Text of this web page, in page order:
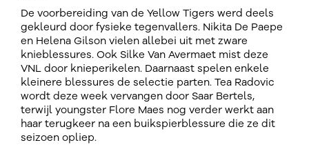
De voorbereiding van de Yellow Tigers werd deels
gekleurd door fysieke tegenvallers. Nikita De Paepe
en Helena Gilson vielen allebei uit met zware
knieblessures. Ook Silke Van Avermaet mist deze
VNL door knieperikelen. Daarnaast spelen enkele
kleinere blessures de selectie parten. Tea Radovic
wordt deze week vervangen door Saar Bertels,
terwijl youngster Flore Maes nog verder werkt aan
haar terugkeer na een buikspierblessure die ze dit
seizoen opliep.